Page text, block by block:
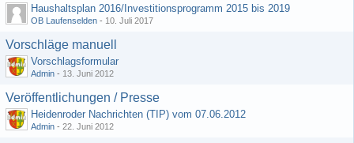
Haushaltsplan 2016/Investitionsprogramm 2015 bis 2019
OB Laufenselden - 10. Juli 2017
Vorschläge manuell
Vorschlagsformular
Admin - 13. Juni 2012
Veröffentlichungen / Presse
Heidenroder Nachrichten (TIP) vom 07.06.2012
Admin - 22. Juni 2012